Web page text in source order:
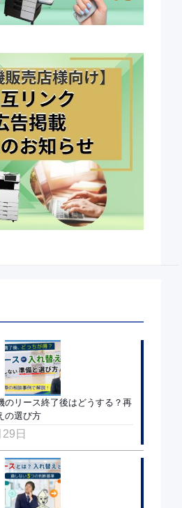
のリース終了後はどうする？再
の選び方
日